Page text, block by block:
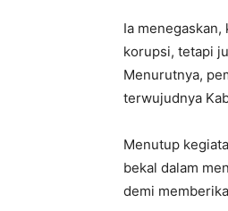
Ia
korupsi, tetapi
Menurutnya,
terwujudnya
Menutup
bekal dalam
demi